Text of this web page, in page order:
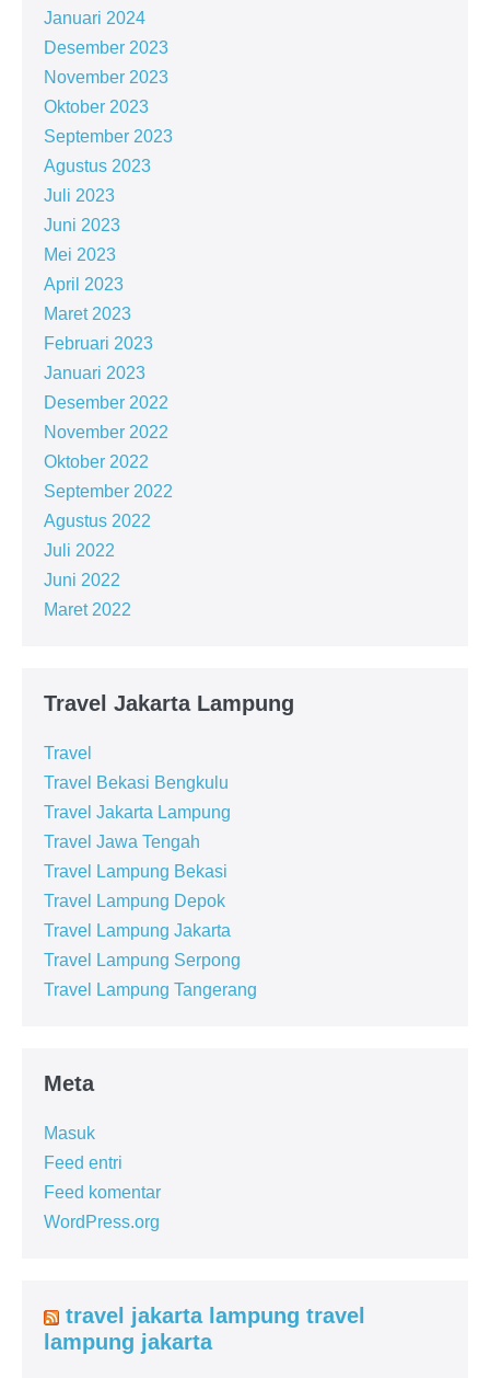
Januari 2024
Desember 2023
November 2023
Oktober 2023
September 2023
Agustus 2023
Juli 2023
Juni 2023
Mei 2023
April 2023
Maret 2023
Februari 2023
Januari 2023
Desember 2022
November 2022
Oktober 2022
September 2022
Agustus 2022
Juli 2022
Juni 2022
Maret 2022
Travel Jakarta Lampung
Travel
Travel Bekasi Bengkulu
Travel Jakarta Lampung
Travel Jawa Tengah
Travel Lampung Bekasi
Travel Lampung Depok
Travel Lampung Jakarta
Travel Lampung Serpong
Travel Lampung Tangerang
Meta
Masuk
Feed entri
Feed komentar
WordPress.org
travel jakarta lampung travel
lampung jakarta